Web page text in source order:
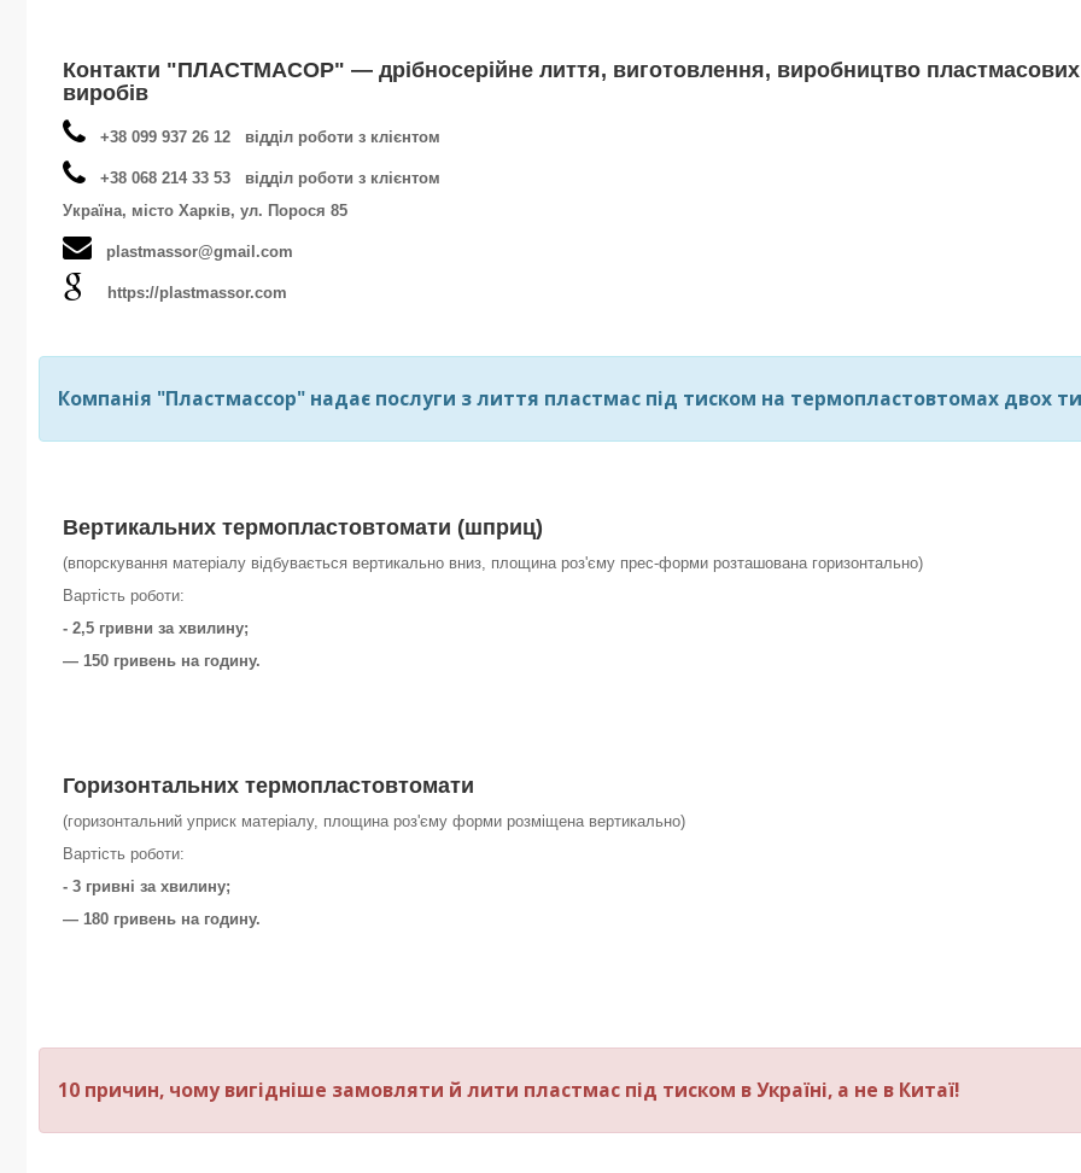
Контакти "ПЛАСТМАСОР" — дрібносерійне лиття, виготовлення, виробництво пластмасових
виробів
+38 099 937 26 12 відділ роботи з клієнтом
+38 068 214 33 53 відділ роботи з клієнтом
Україна, місто Харків, ул. Порося 85
plastmassor@gmail.com
https://plastmassor.com
Компанія "Пластмассор" надає послуги з лиття пластмас під тиском на термопластовтомах двох
Вертикальних термопластовтомати (шприц)
(впорскування матеріалу відбувається вертикально вниз, площина роз'єму прес-форми розташована горизонтально)
Вартість роботи:
- 2,5 гривни за хвилину;
— 150 гривень на годину.
Горизонтальних термопластовтомати
(горизонтальний уприск матеріалу, площина роз'єму форми розміщена вертикально)
Вартість роботи:
- 3 гривні за хвилину;
— 180 гривень на годину.
10 причин, чому вигідніше замовляти й лити пластмас під тиском в Україні, а не в Китаї!